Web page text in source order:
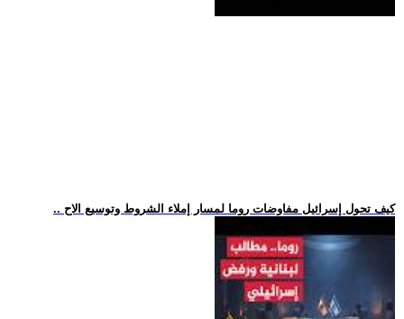
.. كيف تحول إسرائيل مفاوضات روما لمسار إملاء الشروط وتوسيع الاح